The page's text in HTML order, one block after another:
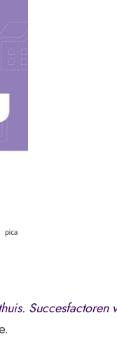
Succesfactoren